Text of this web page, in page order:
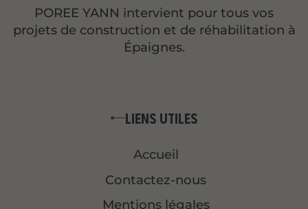
POREE YANN intervient pour tous vos
projets de construction et de réhabilitation à
Épaignes.
Liens utiles
Accueil
Contactez-nous
Mentions légales